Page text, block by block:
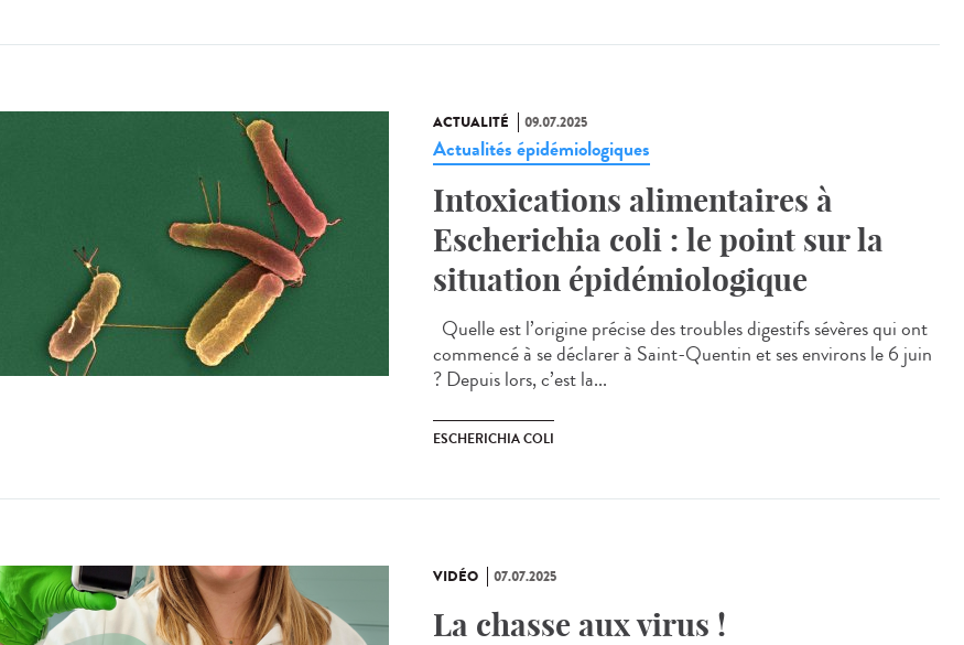
ACTUALITÉ 09.07.2025
Actualités épidémiologiques
Intoxications alimentaires à
Escherichia coli : le point sur la
situation épidémiologique
Quelle est l’origine précise des troubles digestifs sévères qui ont
commencé à se déclarer à Saint-Quentin et ses environs le 6 juin
? Depuis lors, c’est la...
ESCHERICHIA COLI
VIDÉO 07.07.2025
La chasse aux virus !